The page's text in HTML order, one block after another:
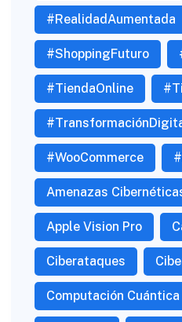
#RealidadAumentada
#ShoppingFuturo
#TiendaOnline
#WooCommerce
Amenazas
Apple Vision Pro
Ciberataques
Computación Cuántica